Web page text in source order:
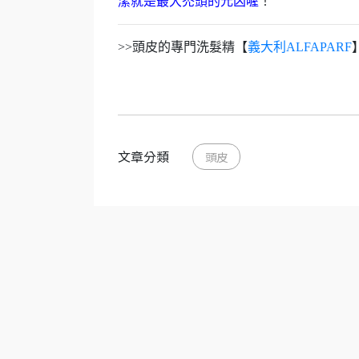
>>頭皮的專門洗髮精【義大利ALFAPARF
文章分類 頭皮